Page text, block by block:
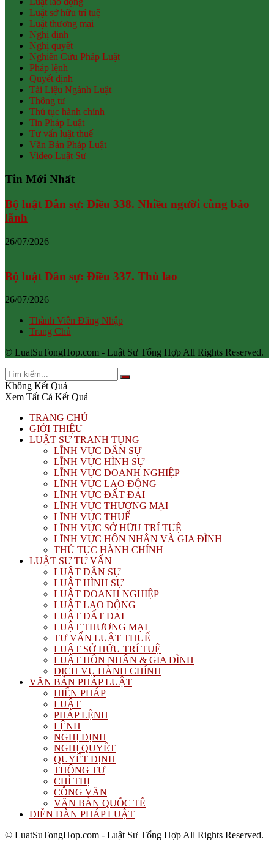
Luật sở hữu trí tuệ
Luật thương mại
Nghị định
Nghị quyết
Nghiên Cứu Pháp Luật
Pháp lệnh
Quyết định
Tài Liệu Ngành Luật
Thông tư
Thủ tục hành chính
Tin Pháp Luật
Tư vấn luật thuế
Văn Bản Pháp Luật
Video Luật Sư
Tin Mới Nhất
Bộ luật Dân sự: Điều 338. Nhiều người cùng bảo
lãnh
26/07/2026
Bộ luật Dân sự: Điều 337. Thù lao
26/07/2026
Thành Viên Đăng Nhập
Trang Chủ
© LuatSuTongHop.com - Luật Sư Tổng Hợp All Rights Reserved.
Không Kết Quả
Xem Tất Cả Kết Quả
TRANG CHỦ
GIỚI THIỆU
LUẬT SƯ TRANH TỤNG
LĨNH VỰC DÂN SỰ
LĨNH VỰC HÌNH SỰ
LĨNH VỰC DOANH NGHIỆP
LĨNH VỰC LAO ĐỘNG
LĨNH VỰC ĐẤT ĐAI
LĨNH VỰC THƯƠNG MẠI
LĨNH VỰC THUẾ
LĨNH VỰC SỞ HỮU TRÍ TUỆ
LĨNH VỰC HÔN NHÂN VÀ GIA ĐÌNH
THỦ TỤC HÀNH CHÍNH
LUẬT SƯ TƯ VẤN
LUẬT DÂN SỰ
LUẬT HÌNH SỰ
LUẬT DOANH NGHIỆP
LUẬT LAO ĐỘNG
LUẬT ĐẤT ĐAI
LUẬT THƯƠNG MẠI
TƯ VẤN LUẬT THUẾ
LUẬT SỞ HỮU TRÍ TUỆ
LUẬT HÔN NHÂN & GIA ĐÌNH
DỊCH VỤ HÀNH CHÍNH
VĂN BẢN PHÁP LUẬT
HIẾN PHÁP
LUẬT
PHÁP LỆNH
LỆNH
NGHỊ ĐỊNH
NGHỊ QUYẾT
QUYẾT ĐỊNH
THÔNG TƯ
CHỈ THỊ
CÔNG VĂN
VĂN BẢN QUỐC TẾ
DIỄN ĐÀN PHÁP LUẬT
© LuatSuTongHop.com - Luật Sư Tổng Hợp All Rights Reserved.